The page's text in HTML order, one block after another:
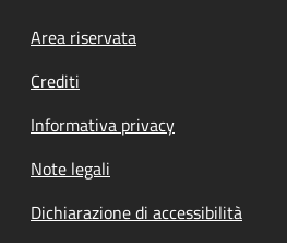
Footer menu
Area riservata
Crediti
Informativa privacy
Note legali
Dichiarazione di accessibilità